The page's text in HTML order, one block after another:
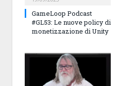
GameLoop Podcast
#GL53: Le nuove policy di
monetizzazione di Unity